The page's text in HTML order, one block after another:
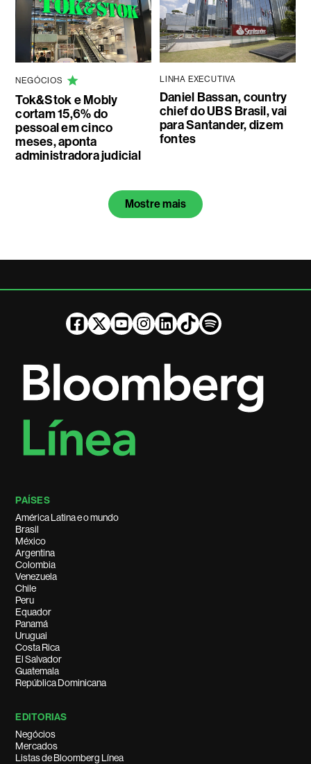
NEGÓCIOS
Tok&Stok e Mobly
cortam 15,6% do
pessoal em cinco
meses, aponta
administradora judicial
LINHA EXECUTIVA
Daniel Bassan, country
chief do UBS Brasil, vai
para Santander, dizem
fontes
Mostre mais
PAÍSES
América Latina e o mundo
Brasil
México
Argentina
Colombia
Venezuela
Chile
Peru
Equador
Panamá
Uruguai
Costa Rica
El Salvador
Guatemala
República Dominicana
EDITORIAS
Negócios
Mercados
Listas de Bloomberg Línea